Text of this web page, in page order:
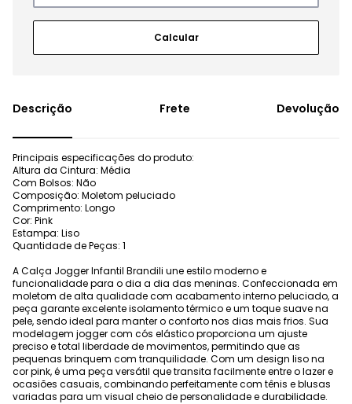
Frete Devolução
Principais especificações do produto:
Altura da Cintura: Média
Com Bolsos: Não
Composição: Moletom peluciado
Comprimento: Longo
Cor: Pink
Estampa: Liso
Quantidade de Peças: 1
A Calça Jogger Infantil Brandili une estilo moderno e
funcionalidade para o dia a dia das meninas. Confeccionada em
moletom de alta qualidade com acabamento interno peluciado, a
peça garante excelente isolamento térmico e um toque suave na
pele, sendo ideal para manter o conforto nos dias mais frios. Sua
modelagem jogger com cós elástico proporciona um ajuste
preciso e total liberdade de movimentos, permitindo que as
pequenas brinquem com tranquilidade. Com um design liso na
cor pink, é uma peça versátil que transita facilmente entre o lazer e
ocasiões casuais, combinando perfeitamente com tênis e blusas
variadas para um visual cheio de personalidade e durabilidade.